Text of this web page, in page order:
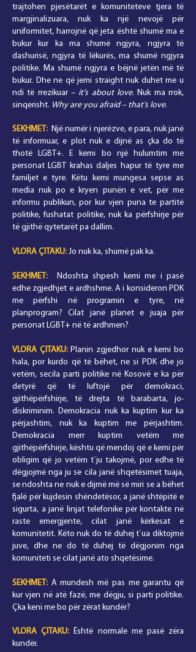
trajtohen pjesëtarët e komuniteteve tjera të
margjinalizuara, nuk ka një nevojë për
uniformitet, harrojnë që jeta është shumë ma e
bukur kur ka ma shumë ngjyra, ngjyra të
dashurisë, ngjyra të lëkurës, ma shumë ngjyra
politike. Ma shumë ngjyra e bëjnë jetën më të
bukur. Dhe ne që jemi straight nuk duhet me u
ndi të rrezikuar – it’s about love. Nuk ma rrok,
sinqerisht. Why are you afraid – that’s love.
SEKHMET: Një numër i njerëzve, e para, nuk janë
të informuar, e plot nuk e dijnë as çka do të
thotë LGBT+. E kemi bo një hulumtim me
personat LGBT krahas daljes hapur të tyre me
familjet e tyre. Këtu kemi mungesa sepse as
media nuk po e kryen punën e vet, për me
informu publikun, por kur vjen puna te partitë
politike, fushatat politike, nuk ka përfshirje për
të gjithë qytetarët pa dallim.
VLORA ÇITAKU: Jo nuk ka, shumë pak ka.
SEKHMET:
Ndoshta shpesh kemi me i pasë
edhe zgjedhjet e ardhshme. A i konsideron PDK
me përfshi në programin e tyre, në
planprogram? Cilat janë planet e juaja për
personat LGBT+ në të ardhmen?
VLORA ÇITAKU:Planin zgjedhor nuk e kemi bo
hala, por kurdo që të bëhet, ne si PDK dhe jo
vetëm, secila parti politike në Kosovë e ka për
detyrë që të luftojë për demokraci,
gjithëpërfshirje, të drejta të barabarta, jo-
diskriminim. Demokracia nuk ka kuptim kur ka
përjashtim, nuk ka kuptim me përjashtim.
Demokracia merr kuptim vetëm me
gjithëpërfshirje, kështu që mendoj që e kemi për
obligim që jo vetëm t`ju takojmë, por edhe të
dëgjojmë nga ju se cila janë shqetësimet tuaja,
se ndoshta ne nuk e dijmë më së miri se a bëhet
fjalë për kujdesin shëndetësor, a janë shtëpitë e
sigurta, a janë linjat telefonike për kontakte në
raste emergjente, cilat janë kërkesat e
komunitetit. Këto nuk do të duhej t`ua diktojmë
juve, dhe ne do të duhej të dëgjonim nga
komuniteti se cilat janë ato shqetësime.
SEKHMET: A mundesh më pas me garantu që
kur vjen në atë fazë, me dëgju, si parti politike.
Çka keni me bo për zërat kundër?
VLORA ÇITAKU:Është normale me pasë zëra
kundër.